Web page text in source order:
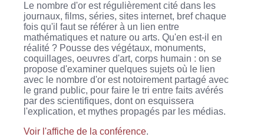
Le nombre d'or est régulièrement cité dans les
journaux, films, séries, sites internet, bref chaque
fois qu'il faut se référer à un lien entre
mathématiques et nature ou arts. Qu'en est-il en
réalité ? Pousse des végétaux, monuments,
coquillages, oeuvres d'art, corps humain : on se
propose d'examiner quelques sujets où le lien
avec le nombre d'or est notoirement partagé avec
le grand public, pour faire le tri entre faits avérés
par des scientifiques, dont on esquissera
l'explication, et mythes propagés par les médias.
Voir l'affiche de la conférence.